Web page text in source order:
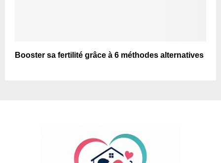
Booster sa fertilité grâce à 6 méthodes alternatives